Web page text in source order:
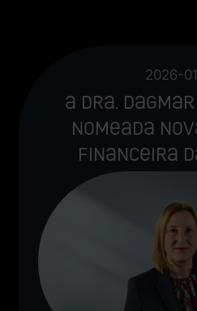
2026-
A Dra.
nomeada
Financeira